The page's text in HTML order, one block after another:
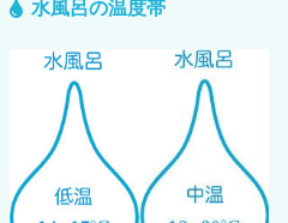
水風呂の温度帯